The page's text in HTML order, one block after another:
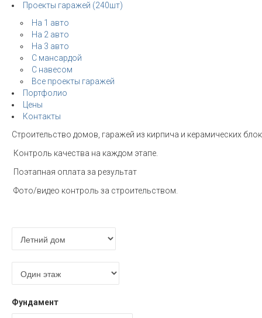
Проекты гаражей (240шт)
На 1 авто
На 2 авто
На 3 авто
С мансардой
С навесом
Все проекты гаражей
Портфолио
Цены
Контакты
Строительство домов, гаражей из кирпича и керамических
Контроль качества на каждом этапе.
Поэтапная оплата за результат
Фото/видео контроль за строительством.
Фундамент